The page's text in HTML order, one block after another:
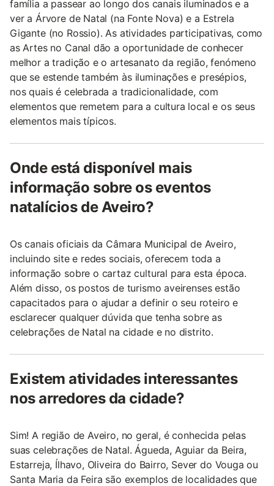
família a passear ao longo dos canais iluminados e a
ver a Árvore de Natal (na Fonte Nova) e a Estrela
Gigante (no Rossio). As atividades participativas, como
as Artes no Canal dão a oportunidade de conhecer
melhor a tradição e o artesanato da região, fenómeno
que se estende também às iluminações e presépios,
nos quais é celebrada a tradicionalidade, com
elementos que remetem para a cultura local e os seus
elementos mais típicos.
Onde está disponível mais
informação sobre os eventos
natalícios de Aveiro?
Os canais oficiais da Câmara Municipal de Aveiro,
incluindo site e redes sociais, oferecem toda a
informação sobre o cartaz cultural para esta época.
Além disso, os postos de turismo aveirenses estão
capacitados para o ajudar a definir o seu roteiro e
esclarecer qualquer dúvida que tenha sobre as
celebrações de Natal na cidade e no distrito.
Existem atividades interessantes
nos arredores da cidade?
Sim! A região de Aveiro, no geral, é conhecida pelas
suas celebrações de Natal. Águeda, Aguiar da Beira,
Estarreja, Ílhavo, Oliveira do Bairro, Sever do Vouga ou
Santa Maria da Feira são exemplos de localidades que